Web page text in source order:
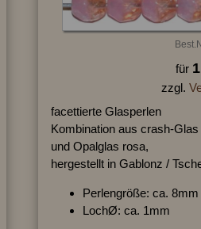
für
zzgl.
facettierte Glasperlen
Kombination aus crash-
und Opalglas rosa,
hergestellt in Gablonz /
Perlengröße: ca. 8mm
LochØ: ca. 1mm